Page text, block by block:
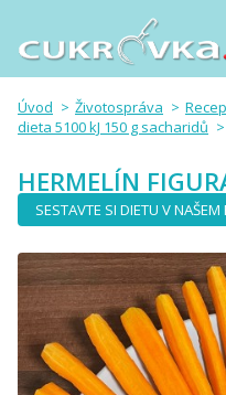
Úvod Životospráva
dieta 5100 kJ 150 g sacharidů
HERMELÍN
SESTAVTE SI DIETU V NAŠEM